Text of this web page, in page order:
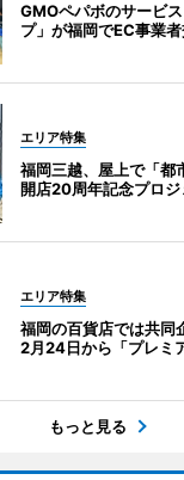
GMOペパボのサービ
プ」が福岡でEC事業
エリア特集
福岡三越、屋上で「都
開店20周年記念プロ
エリア特集
福岡の百貨店では共同
2月24日から「プレミ
もっと見る